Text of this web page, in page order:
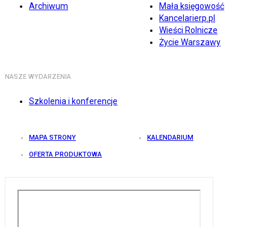
Archiwum
Mała księgowość
Kancelarierp.pl
Wieści Rolnicze
Życie Warszawy
NASZE WYDARZENIA
Szkolenia i konferencje
MAPA STRONY KALENDARIUM
OFERTA PRODUKTOWA